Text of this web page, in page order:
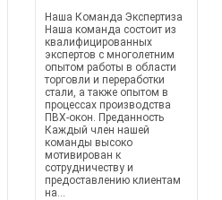
Наша Команда Экспертиза
Наша команда состоит из
квалифицированных
экспертов с многолетним
опытом работы в области
торговли и переработки
стали, а также опытом в
процессах производства
ПВХ-окон. Преданность
Каждый член нашей
команды высоко
мотивирован к
сотрудничеству и
предоставлению клиентам
на...